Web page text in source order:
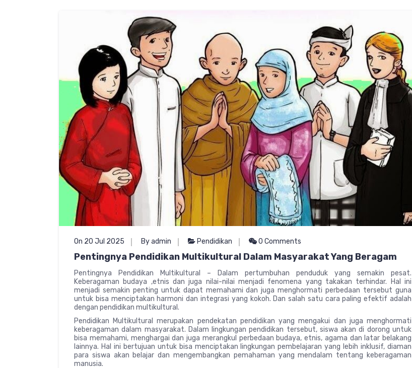
On 20 Jul 2025 By admin Pendidikan 0 Comments
Pentingnya Pendidikan Multikultural Dalam Masyarakat Yang Beragam
Pentingnya Pendidikan Multikultural – Dalam pertumbuhan penduduk yang semakin pesat.
Keberagaman budaya ,etnis dan juga nilai-nilai menjadi fenomena yang takakan terhindar. Hal ini
menjadi semakin penting untuk dapat memahami dan juga menghormati perbedaan tersebut guna
untuk bisa menciptakan harmoni dan integrasi yang kokoh. Dan salah satu cara paling efektif adalah
dengan pendidikan multikultural.
Pendidikan Multikultural merupakan pendekatan pendidikan yang mengakui dan juga menghormati
keberagaman dalam masyarakat. Dalam lingkungan pendidikan tersebut, siswa akan di dorong untuk
bisa memahami, menghargai dan juga merangkul perbedaan budaya, etnis, agama dan latar belakang
lainnya. Hal ini bertujuan untuk bisa menciptakan lingkungan pembelajaran yang lebih inklusif, diaman
para siswa akan belajar dan mengembangkan pemahaman yang mendalam tentang keberagaman
manusia.